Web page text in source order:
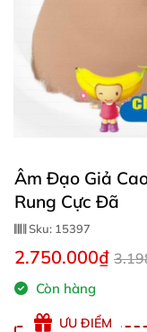
Âm Đạo Giả
Rung Cực Đã
Sku: 15397
2.750.000₫
Còn hàng
ƯU ĐIỂM